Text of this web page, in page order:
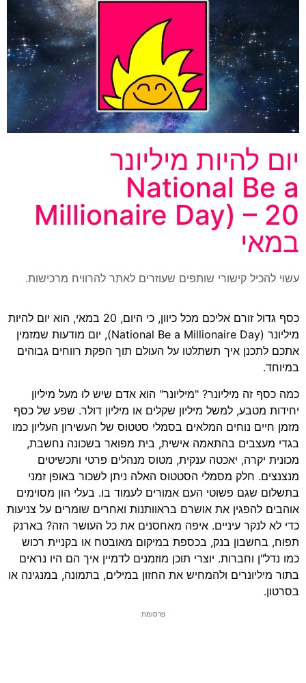
יום להיות מיליונר
National Be a
Millionaire Day) – 20
במאי
עשוי להכיל קישורי שותפים שעוזרים לאתר להרוויח מרכישות.
כסף גדול זורם אליכם מכל כיוון, כי היום, 20 במאי, הוא יום להיות
מיליונר (National Be a Millionaire Day), יום מודעות שמזמין
אתכם לתכנן איך תשתלטו על העולם תוך הפקת רווחים גבוהים
במיוחד.
כמה כסף זה מיליונר? "מיליונר" הוא אדם שיש לו מעל מיליון
יחידות מטבע, למשל מיליון שקלים או מיליון דולר. שפע של כסף
מזמן חיים נוחים המלאים בסמלי סטטוס של העשירון העליון כמו
בגדי מעצבים בהתאמה אישית, בית מפואר בשכונה נחשבת,
מכונית יקרה, יאכטה ענקית, מטוס מנהלים פרטי ותכשיטים
מנצנצים. חלק מסמלי הסטטוס האלה ניתן לשכור באופן זמני
בתשלום שגם פשוטי העם אמורים לעמוד בו. בעלי הון מסוימים
אוהבים להפגין את אושרם בראוותנות ואחרים שומרים על צניעות
כדי לא לנקר עיניים. איפה מאחסנים את כל העושר הזה? בארנק
תפוח, בחשבון בנק, בכספת במיקום מאובטח או בקניית רכוש
כמו נדל"ן וחברות. יוצרי תוכן מוזמנים לדמיין איך הם היו נראים
בתור מיליונרים ולהמחיש את החזון במילים, בתמונה, במנגינה או
בסרטון.
פרסומת